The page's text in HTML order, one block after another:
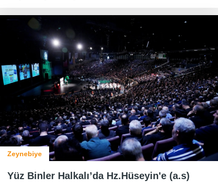
Zeynebiye
Yüz Binler Halkalı’da Hz.Hüseyin'e (a.s)